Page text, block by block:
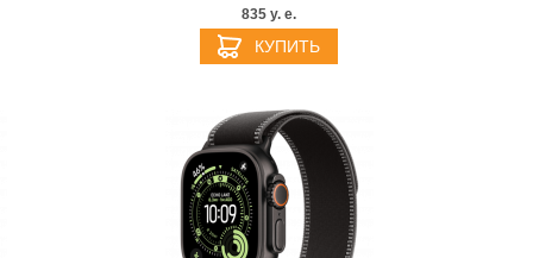
APPLE IPHONE 15
835 y. e.
КУПИТЬ